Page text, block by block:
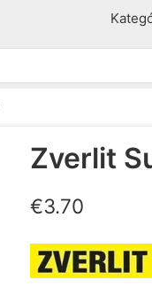
Zverlit
€3.70